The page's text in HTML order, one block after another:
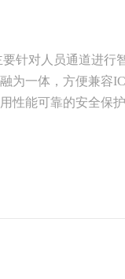
针对人员通道进行
为一体，方便兼容
性能可靠的安全保